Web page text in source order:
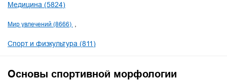
Медицина (5824)
Мир увлечений (8666)
Спорт и физкультура (811)
Основы спортивной морфологии